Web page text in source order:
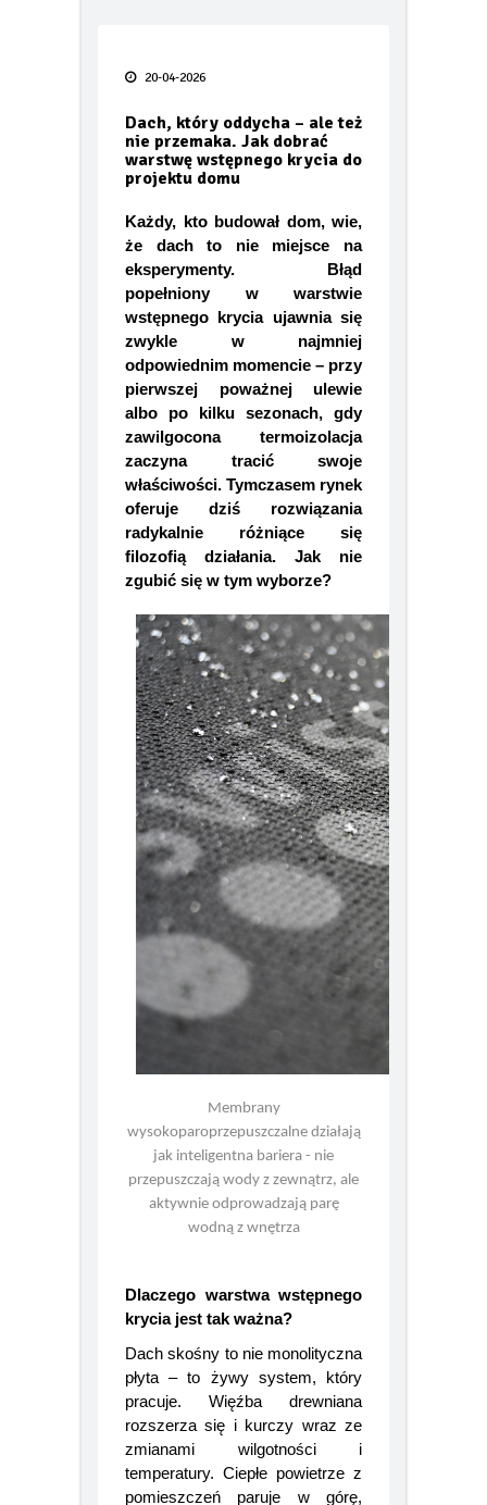
Taras bez błędów
FIAT prezentuje pierwsze oficjalne
zdjęcie swoich nowych globalnych
modeli Grizzly i Grizzly Fastback
urządzić letnią kuchnię w 2026 roku
TECEdrainway – profil
prysznicowy nowej generacji
Odporność termoizolacji na wodę
– wilgotne ocieplenie jest jak mokry
sweter
Kiedy karpiówka odkrywa swój
potencjał… oryginalna dachówka
PROFIL Lenti
20 lat transformacji rynku ścian.
Nowa rola H+H w budownictwie
Dach, który oddycha – ale też
nie przemaka. Jak dobrać
warstwę wstępnego krycia do
Każdy, kto budował dom, wie,
że dach to nie miejsce na
eksperymenty. Błąd
popełniony w warstwie
wstępnego krycia ujawnia się
zwykle w najmniej
odpowiednim momencie – przy
pierwszej poważnej ulewie
albo po kilku sezonach, gdy
zawilgocona termoizolacja
zaczyna tracić swoje
właściwości. Tymczasem rynek
oferuje dziś rozwiązania
radykalnie różniące się
filozofią działania. Jak nie
Membrany
wysokoparoprzepuszczalne działają
jak inteligentna bariera - nie
przepuszczają wody z zewnątrz, ale
aktywnie odprowadzają parę
Dlaczego warstwa wstępnego
Dach skośny to nie monolityczna
płyta – to żywy system, który
pracuje. Więźba drewniana
rozszerza się i kurczy wraz ze
zmianami wilgotności i
temperatury. Ciepłe powietrze z